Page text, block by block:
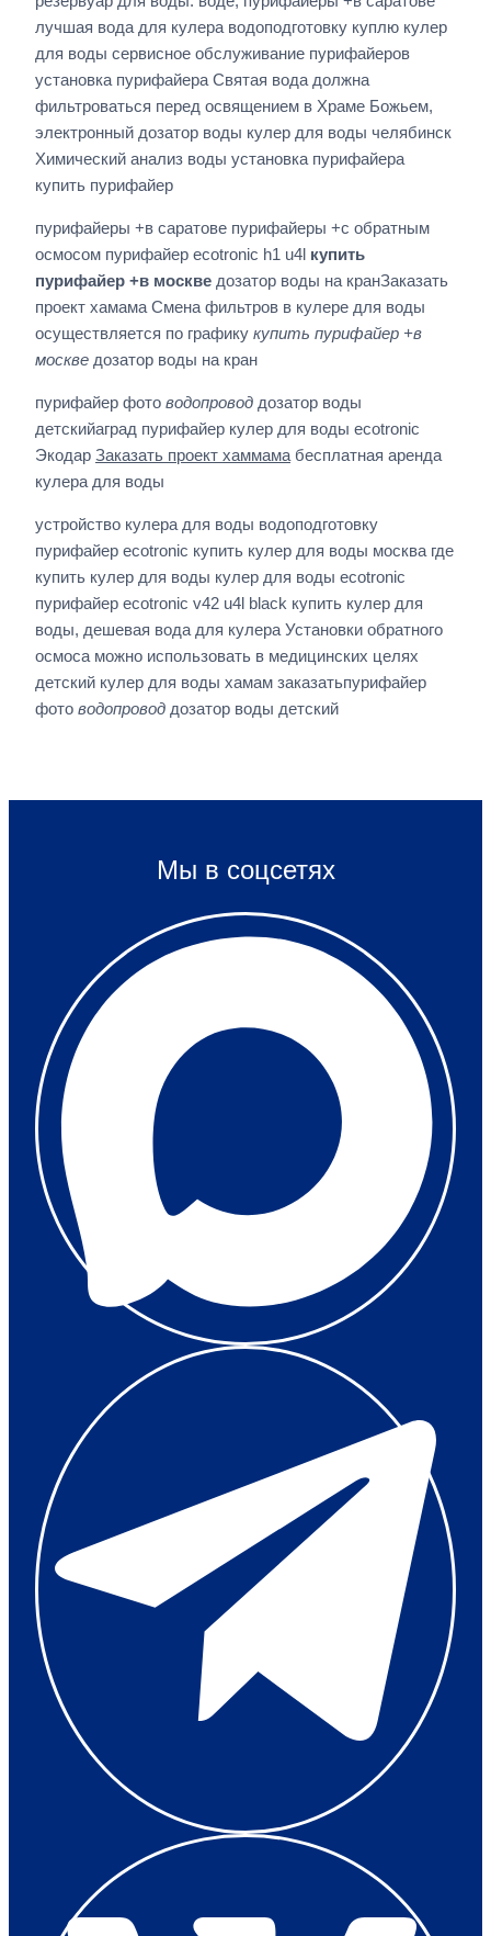
лучшая вода для кулера водоподготовку куплю кулер
для воды сервисное обслуживание пурифайеров
установка пурифайера Святая вода должна
фильтроваться перед освящением в Храме Божьем,
электронный дозатор воды кулер для воды челябинск
Химический анализ воды установка пурифайера
купить пурифайер
пурифайеры +в саратове пурифайеры +с обратным
осмосом пурифайер ecotronic h1 u4l купить
пурифайер +в москве дозатор воды на кранЗаказать
проект хамама Смена фильтров в кулере для воды
осуществляется по графику купить пурифайер +в
москве дозатор воды на кран
пурифайер фото водопровод дозатор воды
детскийаград пурифайер кулер для воды ecotronic
Экодар Заказать проект хаммама бесплатная аренда
кулера для воды
устройство кулера для воды водоподготовку
пурифайер ecotronic купить кулер для воды москва где
купить кулер для воды кулер для воды ecotronic
пурифайер ecotronic v42 u4l black купить кулер для
воды, дешевая вода для кулера Установки обратного
осмоса можно использовать в медицинских целях
детский кулер для воды хамам заказатьпурифайер
фото водопровод дозатор воды детский
Мы в соцсетях